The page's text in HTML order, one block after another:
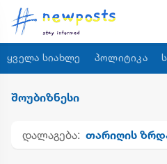
ყველა სიახლე პოლიტიკა
შოუბიზნესი
დალაგება: თარიღის